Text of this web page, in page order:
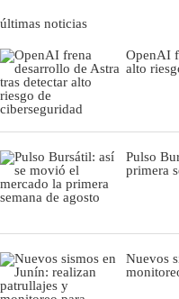
últimas noticias
OpenAI
alto
Pulso
primera
Nuevos